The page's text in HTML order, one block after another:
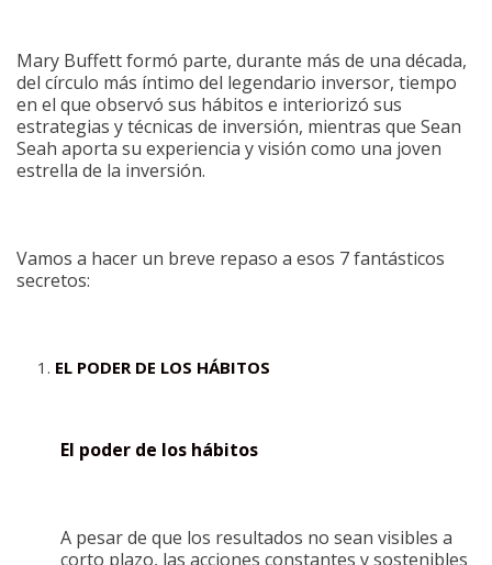
Mary Buffett formó parte, durante más de una década,
del círculo más íntimo del legendario inversor, tiempo
en el que observó sus hábitos e interiorizó sus
estrategias y técnicas de inversión, mientras que Sean
Seah aporta su experiencia y visión como una joven
estrella de la inversión.
Vamos a hacer un breve repaso a esos 7 fantásticos
secretos:
EL PODER DE LOS HÁBITOS
El poder de los hábitos
A pesar de que los resultados no sean visibles a
corto plazo, las acciones constantes y sostenibles